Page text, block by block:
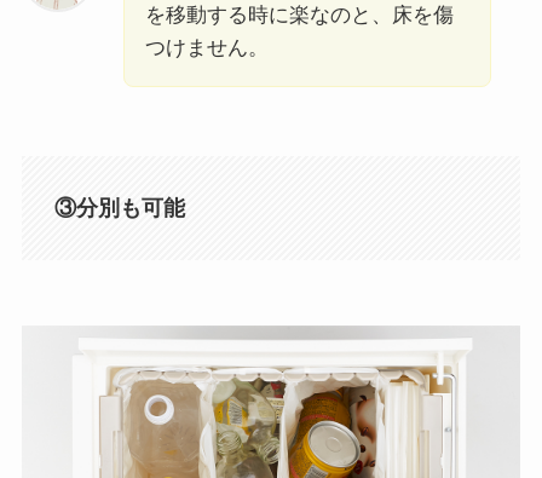
を移動する時に楽なのと、床を傷
つけません。
③分別も可能